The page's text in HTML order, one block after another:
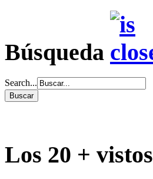
Búsqueda
Search...
Los 20 + vistos